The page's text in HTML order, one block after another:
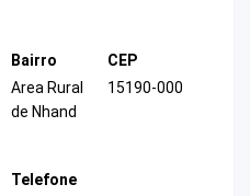
Bairro
Area Rural
de Nhand
CEP
15190-000
Telefone